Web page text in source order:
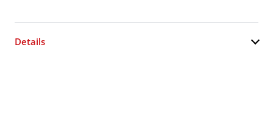
Details